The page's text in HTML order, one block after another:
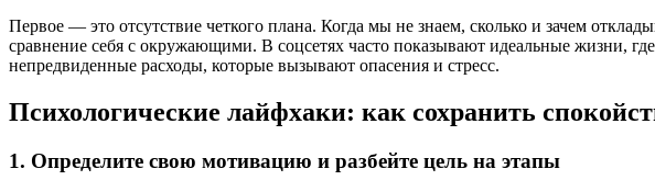
Первое — это отсутствие четкого плана. Когда мы не знаем, сколько и зачем
сравнение себя с окружающими. В соцсетях часто показывают идеальные жизни,
непредвиденные расходы, которые вызывают опасения и стресс.
Психологические лайфхаки: как сохранить
1. Определите свою мотивацию и разбейте цель на этапы